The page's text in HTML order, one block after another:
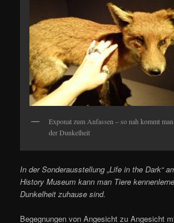
Exponat zum Anfassen – so nah kommt
der Dunkelheit
In der Sonderausstellung „Life in the Dark“
History Museum kann man Tiere
Dunkelheit zuhause sind.
Begegnungen von Angesicht zu Angesicht